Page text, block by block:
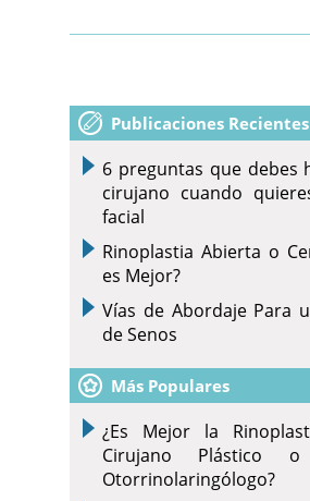
Publicaciones Recientes
6 preguntas que debes
cirujano cuando
facial
Rinoplastia Abierta o
es Mejor?
Vías de Abordaje Para
de Senos
Más Populares
¿Es Mejor la
Cirujano Plástico
Otorrinolaringólogo?